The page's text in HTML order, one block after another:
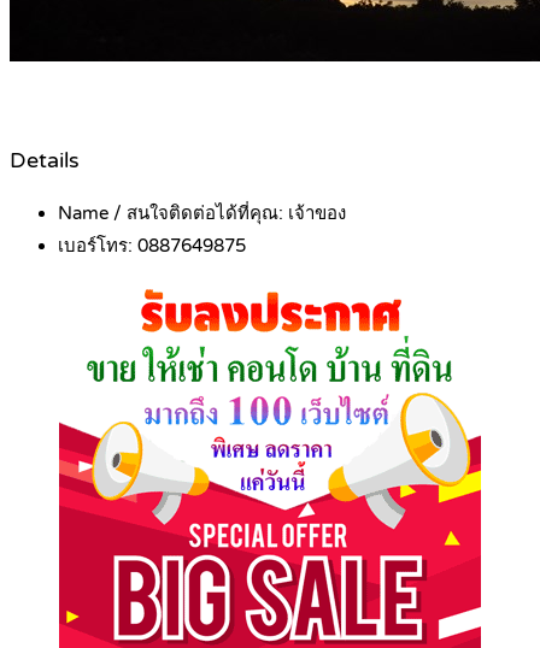
Details
Name / สนใจติดต่อได้ที่คุณ: เจ้าของ
เบอร์โทร: 0887649875